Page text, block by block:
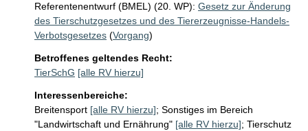
Referentenentwurf (BMEL) (20. WP): Gesetz zur Änderung
des Tierschutzgesetzes und des Tiererzeugnisse-Handels-
Verbotsgesetzes (Vorgang)
Betroffenes geltendes Recht:
TierSchG [alle RV hierzu]
Interessenbereiche:
Breitensport [alle RV hierzu]; Sonstiges im Bereich
"Landwirtschaft und Ernährung" [alle RV hierzu]; Tierschutz